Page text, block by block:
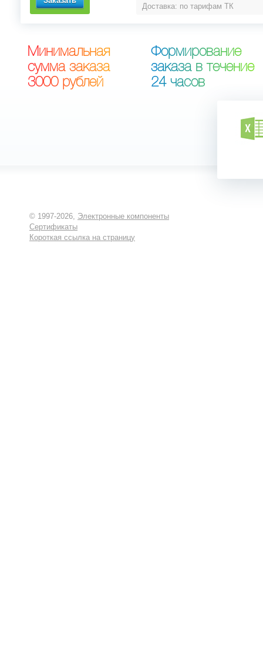
Доставка: по тарифам ТК
Минимальная
сумма заказа
3000 рублей
Формирование
заказа в течение
24 часов
© 1997-2026, Электронные компоненты
Сертификаты
Короткая ссылка на страницу